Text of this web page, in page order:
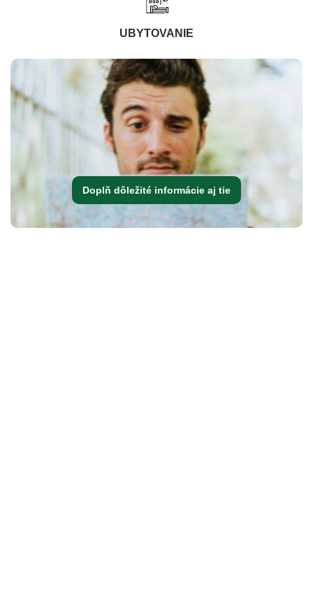
UBYTOVANIE
Doplň dôležité informácie aj tie